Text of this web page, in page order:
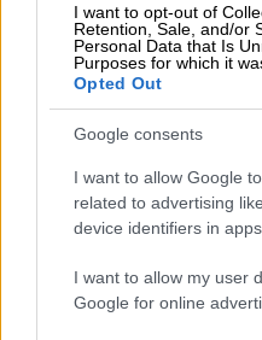
I want to opt-out of
Retention, Sale, and/or
Personal Data that Is
Purposes for which it
Opted Out
Google consents
I want to allow Google
related to advertising
device identifiers in apps.
I want to allow my user
Google for online
δωρεές σε
Γάζα
Η εταιρεία
ηθοποιού,
(Selena Gomez),
χρηματικό ποσό για
παροχής